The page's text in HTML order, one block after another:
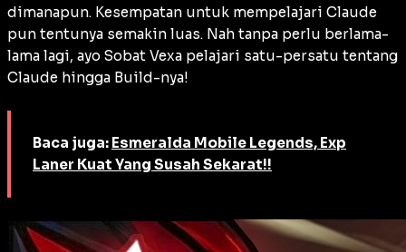
dimanapun. Kesempatan untuk mempelajari Claude
pun tentunya semakin luas. Nah tanpa perlu berlama-
lama lagi, ayo Sobat Vexa pelajari satu-persatu tentang
Claude hingga Build-nya!
Baca juga: Esmeralda Mobile Legends, Exp
Laner Kuat Yang Susah Sekarat!!